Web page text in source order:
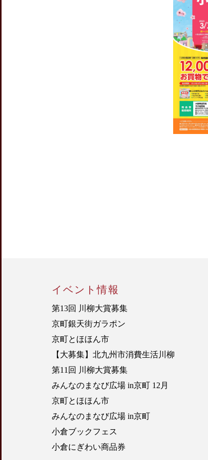
イベント情報
第13回 川柳大賞募集
京町銀天街ガラポン
京町とほほん市
【大募集】北九州市消費生活川柳
第11回 川柳大賞募集
みんなのまなび広場 in京町 12月
京町とほほん市
みんなのまなび広場 in京町
小倉ブックフェス
小倉にぎわい商品券